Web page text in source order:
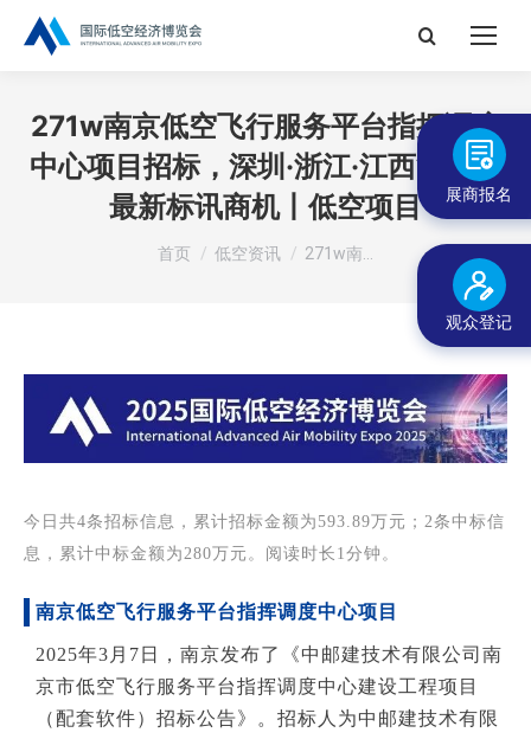
搜
271w南京低空飞行服务平台指挥调度
中心项目招标，深圳·浙江·江西等地的
最新标讯商机丨低空项目
您在这里：
首页 低空资讯 271w南…
今日共4条招标信息，累计招标金额为593.89万元；2条中标信
息，累计中标金额为280万元。阅读时长1分钟。
南京低空飞行服务平台指挥调度中心项目
2025年3月7日，南京发布了《中邮建技术有限公司南
京市低空飞行服务平台指挥调度中心建设工程项目
（配套软件）招标公告》。招标人为中邮建技术有限
展商报名
观众登记